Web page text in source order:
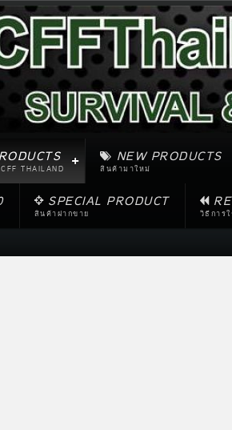
THAILAND
NEW PRODUCTS
สินค้ามาใหม่
SPECIAL PRODUCT
สินค้าฝากขาย วิธีการ